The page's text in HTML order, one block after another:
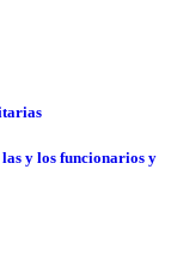
y los funcionarios y